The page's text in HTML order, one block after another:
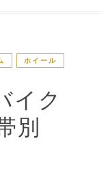
ホイール
イク
別